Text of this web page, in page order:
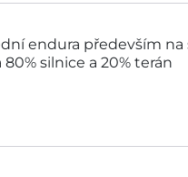
endura především na
silnice a 20% terán
do cenové kategorie
společností